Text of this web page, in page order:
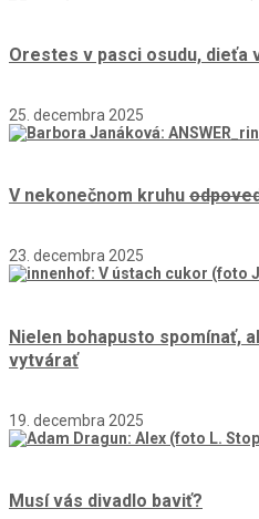
Orestes v pasci osudu, dieťa
25. decembra 2025
V nekonečnom kruhu
23. decembra 2025
Nielen bohapusto spomínať,
vytvárať
19. decembra 2025
Musí vás divadlo baviť?